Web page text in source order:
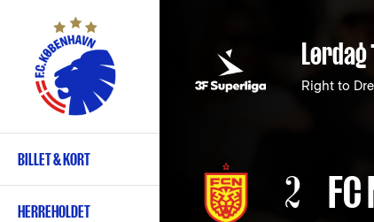
hovedindhold
Primær
navigation
BILLET & KORT
HERREHOLDET
Lørdag
Right to
2 FC